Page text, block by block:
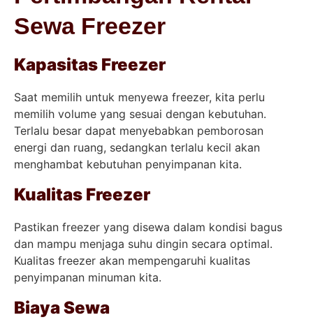
Sewa Freezer
Kapasitas Freezer
Saat memilih untuk menyewa freezer, kita perlu
memilih volume yang sesuai dengan kebutuhan.
Terlalu besar dapat menyebabkan pemborosan
energi dan ruang, sedangkan terlalu kecil akan
menghambat kebutuhan penyimpanan kita.
Kualitas Freezer
Pastikan freezer yang disewa dalam kondisi bagus
dan mampu menjaga suhu dingin secara optimal.
Kualitas freezer akan mempengaruhi kualitas
penyimpanan minuman kita.
Biaya Sewa